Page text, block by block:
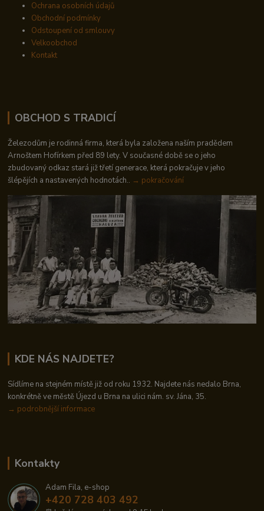
Ochrana osobních údajů
Obchodní podmínky
Odstoupení od smlouvy
Velkoobchod
Kontakt
OBCHOD S TRADICÍ
Železodům je rodinná firma, která byla založena naším pradědem
Arnoštem Hofírkem před 89 lety. V současné době se o jeho
zbudovaný odkaz stará již třetí generace, která pokračuje v jeho
šlépějích a nastavených hodnotách.. → pokračování
KDE NÁS NAJDETE?
Sídlíme na stejném místě již od roku 1932. Najdete nás nedalo Brna,
konkrétně ve městě Újezd u Brna na ulici nám. sv. Jána, 35.
→ podrobnější informace
Kontakty
Adam Fila, e-shop
+420 728 403 492